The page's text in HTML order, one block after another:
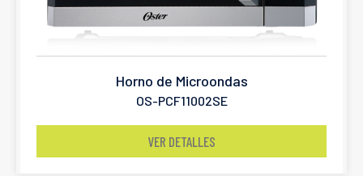
Horno de Microondas
OS-PCF11002SE
VER DETALLES